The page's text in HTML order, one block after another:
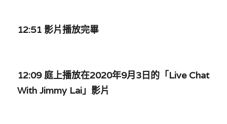
12:51 影片播放完畢
12:09 庭上播放在2020年9月3日的「Live Chat
With Jimmy Lai」影片